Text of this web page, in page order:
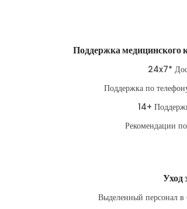
Поддержка медицинского
24x7*
Поддержка по
14+
Рекомендации
Уход
Выделенный персонал в